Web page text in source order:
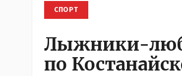
СПОРТ
Лыжники-
по